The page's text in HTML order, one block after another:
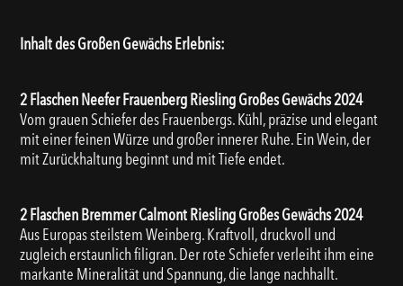
Inhalt des Großen Gewächs Erlebnis:
2 Flaschen Neefer Frauenberg Riesling Großes Gewächs 2024
Vom grauen Schiefer des Frauenbergs. Kühl, präzise und elegant
mit einer feinen Würze und großer innerer Ruhe. Ein Wein, der
mit Zurückhaltung beginnt und mit Tiefe endet.
2 Flaschen Bremmer Calmont Riesling Großes Gewächs 2024
Aus Europas steilstem Weinberg. Kraftvoll, druckvoll und
zugleich erstaunlich filigran. Der rote Schiefer verleiht ihm eine
markante Mineralität und Spannung, die lange nachhallt.